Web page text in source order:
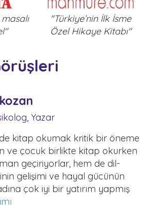
"Türkiye’nin İlk İsme
Özel Hikaye Kitabı"
Yazar
kitap okumak kritik bir öneme
ve çocuk birlikte kitap okurken
geçiriyorlar, hem de dil-
gelişimi ve hayal gücünün
çok iyi bir yatırım yapmış